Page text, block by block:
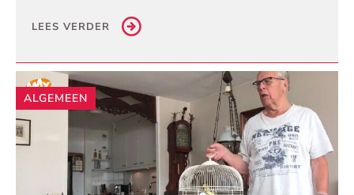
LEES VERDER
ALGEMEEN